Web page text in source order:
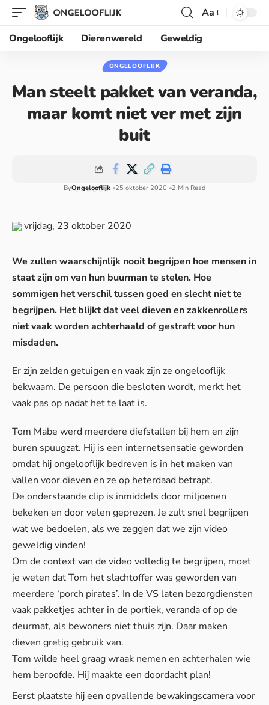
Aa
Ongelooflijk
Dierenwereld Geweldig
ONGELOOFLIJK
Man steelt pakket van veranda,
maar komt niet ver met zijn
buit
ByOngelooflijk 25 oktober 2020 2 Min Read
vrijdag, 23 oktober 2020
We zullen waarschijnlijk nooit begrijpen hoe mensen in
staat zijn om van hun buurman te stelen. Hoe
sommigen het verschil tussen goed en slecht niet te
begrijpen. Het blijkt dat veel dieven en zakkenrollers
niet vaak worden achterhaald of gestraft voor hun
misdaden.
Er zijn zelden getuigen en vaak zijn ze ongelooflijk
bekwaam. De persoon die besloten wordt, merkt het
vaak pas op nadat het te laat is.
Tom Mabe werd meerdere diefstallen bij hem en zijn
buren spuugzat. Hij is een internetsensatie geworden
omdat hij ongelooflijk bedreven is in het maken van
vallen voor dieven en ze op heterdaad betrapt.
De onderstaande clip is inmiddels door miljoenen
bekeken en door velen geprezen. Je zult snel begrijpen
wat we bedoelen, als we zeggen dat we zijn video
geweldig vinden!
Om de context van de video volledig te begrijpen, moet
je weten dat Tom het slachtoffer was geworden van
meerdere ‘porch pirates’. In de VS laten bezorgdiensten
vaak pakketjes achter in de portiek, veranda of op de
deurmat, als bewoners niet thuis zijn. Daar maken
dieven gretig gebruik van.
Tom wilde heel graag wraak nemen en achterhalen wie
hem beroofde. Hij maakte een doordacht plan!
Eerst plaatste hij een opvallende bewakingscamera voor